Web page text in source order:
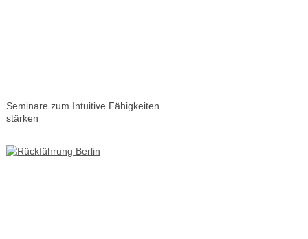
Seminare zum Intuitive Fähigkeiten
stärken